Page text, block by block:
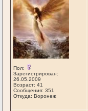
Пол:
Зарегистрирован:
26.05.2009
Возраст: 41
Сообщения: 351
Откуда: Воронеж